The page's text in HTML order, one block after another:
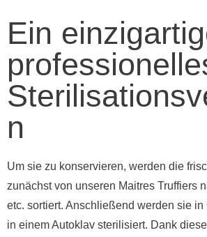
Ein
n
zunächst von unseren Maitres Truffiers
etc. sortiert. Anschließend werden sie
in einem Autoklav sterilisiert. Dank
Geschmack der schwarzen Trüffel zur